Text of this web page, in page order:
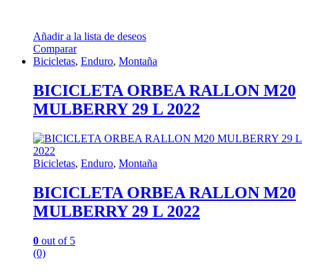
Añadir a la lista de deseos
Comparar
Bicicletas, Enduro, Montaña
BICICLETA ORBEA RALLON M20
MULBERRY 29 L 2022
Bicicletas, Enduro, Montaña
BICICLETA ORBEA RALLON M20
MULBERRY 29 L 2022
0 out of 5
(0)